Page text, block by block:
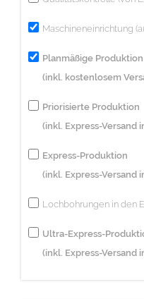
Maschineneinrichtung
Planmäßige Produktion
(inkl. kostenlosem
Priorisierte Produktion
(inkl. Express-Versand
Express-Produktion
(inkl. Express-Versand
Lochbohrungen in den
Ultra-Express-
(inkl. Express-Versand